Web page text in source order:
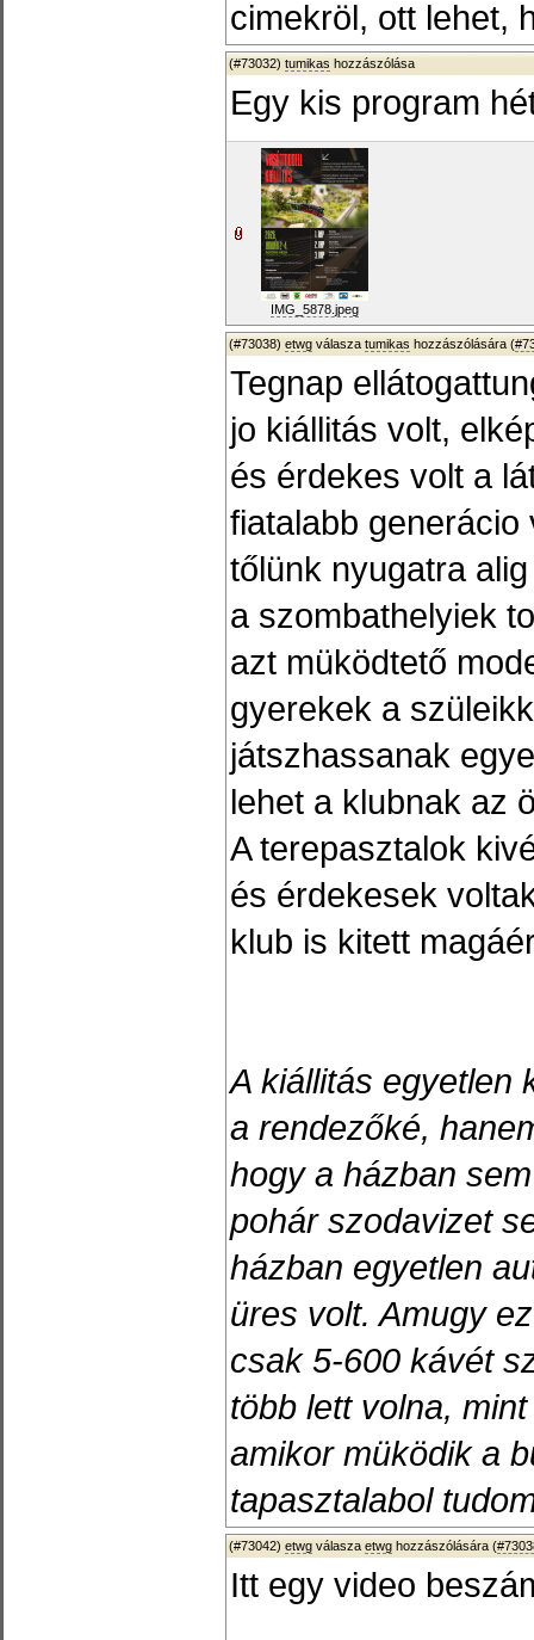
cimekröl, ott lehet,
(#73032) tumikas hozzászólása
Egy kis program
IMG_5878.jpeg
(#73038) etwg válasza tumikas hozzászólására (
Tegnap
jo kiállitás volt,
és érdekes volt a
fiatalabb
tőlünk nyugatra
a szombathelyiek
azt müködtető
gyerekek a
játszhassanak
lehet a klubnak az
A terepasztalok
és érdekesek
klub is kitett
A kiállitás egyetlen
a rendezőké,
hogy a házban
pohár szodavizet
házban egyetlen
üres volt. Amugy
csak 5-600 kávét
több lett volna,
amikor müködik a
tapasztalabol
(#73042) etwg válasza etwg hozzászólására (
Itt egy video